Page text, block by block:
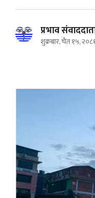
प्रभाव
शुक्रबार, चैत १५,